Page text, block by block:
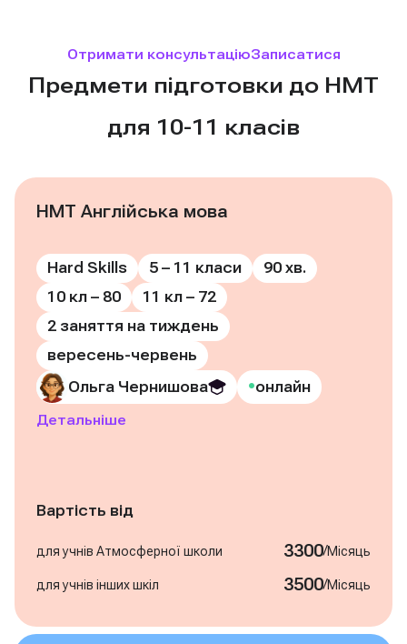
Отримати консультаціюЗаписатися
Предмети підготовки до НМТ
для 10-11 класів
НМТ Англійська мова
Hard Skills 5 – 11 класи
90 хв.
10 кл – 80
11 кл – 72
2 заняття на тиждень
вересень-червень
Ольга Чернишова
•онлайн
Детальніше
Вартість від
для учнів Атмосферної школи 3300/Місяць
для учнів інших шкіл 3500/Місяць